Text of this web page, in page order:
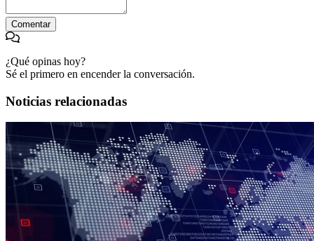
Comentar
¿Qué opinas hoy?
Sé el primero en encender la conversación.
Noticias relacionadas